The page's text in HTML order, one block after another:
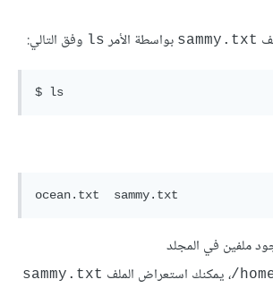
sammy.txt بواسطة الأمر ls وفق التالي:
ملفين في المجلد
، يمكنك استعراض الملف sammy.txt